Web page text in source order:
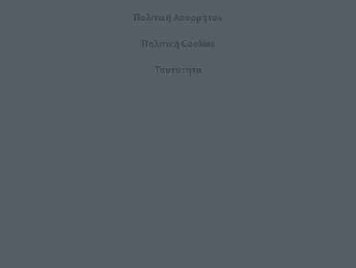
Πολιτική Απορρήτου
Πολιτική Cookies
Ταυτότητα